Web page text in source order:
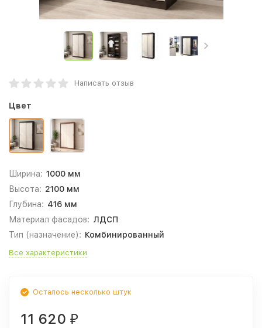
Написать отзыв
Цвет
Ширина: 1000 мм
Высота: 2100 мм
Глубина: 416 мм
Материал фасадов: ЛДСП
Тип (назначение): Комбинированный
Все характеристики
Осталось несколько штук
11 620 ₽